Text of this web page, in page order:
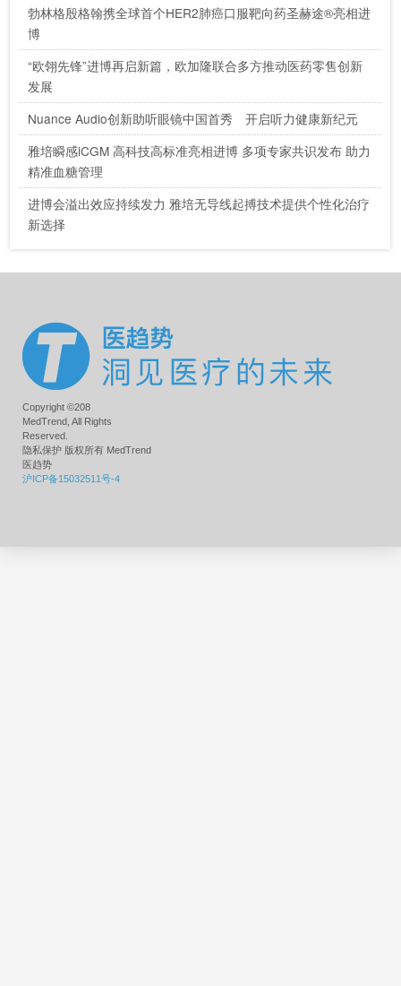
勃林格殷格翰携全球首个HER2肺癌口服靶向药圣赫途®亮相进
博
“欧翎先锋”进博再启新篇，欧加隆联合多方推动医药零售创新
发展
Nuance Audio创新助听眼镜中国首秀 开启听力健康新纪元
雅培瞬感iCGM 高科技高标准亮相进博 多项专家共识发布 助力
精准血糖管理
进博会溢出效应持续发力 雅培无导线起搏技术提供个性化治疗
新选择
Copyright ©208
MedTrend, All Rights
Reserved.
隐私保护 版权所有 MedTrend
医趋势
沪ICP备15032511号-4